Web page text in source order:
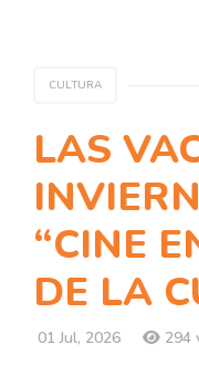
CULTURA
LAS
“CINE
DE LA
01 Jul, 2026
294